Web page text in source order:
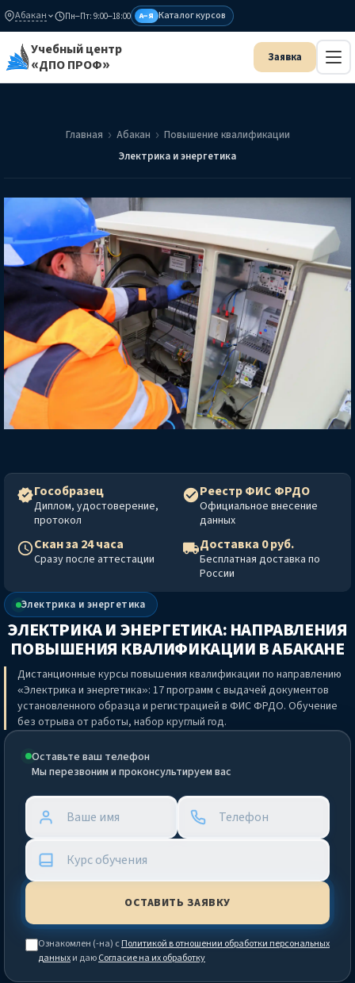
Абакан Пн–Пт: 9:00–18:00 А–Я Каталог курсов
Учебный центр
«ДПО ПРОФ»
Главная Абакан
Повышение квалификации
Электрика и энергетика
Электрика и энергетика
ЭЛЕКТРИКА И ЭНЕРГЕТИКА: НАПРАВЛЕНИЯ
ПОВЫШЕНИЯ КВАЛИФИКАЦИИВ АБАКАНЕ
Дистанционные курсы повышения квалификации по направлению
«Электрика и энергетика»: 17 программ с выдачей документов
установленного образца и регистрацией в ФИС ФРДО. Обучение
без отрыва от работы, набор круглый год.
Оставьте ваш телефон
Мы перезвоним и проконсультируем вас
Ознакомлен (-на) сПолитикой в отношении обработки персональных
данныхи даюСогласие на их обработку
Гособразец
Диплом, удостоверение,
протокол
Реестр ФИС ФРДО
Официальное внесение
данных
Скан за 24 часа
Сразу после аттестации
Доставка 0 руб.
Бесплатная доставка по
России